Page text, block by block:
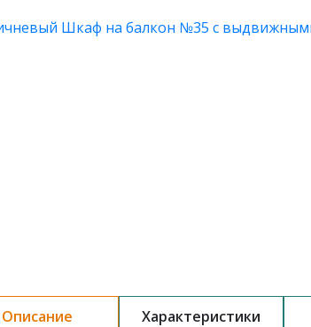
Описание Характеристики